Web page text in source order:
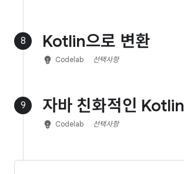
8 Kotlin으로 변환
emoji_objects Codelab 선택사항
9 자바 친화적인 Kotlin
emoji_objects Codelab 선택사항